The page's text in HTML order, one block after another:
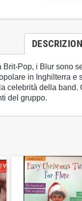
Pop, i Blur sono
in Inghilterra
celebrità della
del gruppo.